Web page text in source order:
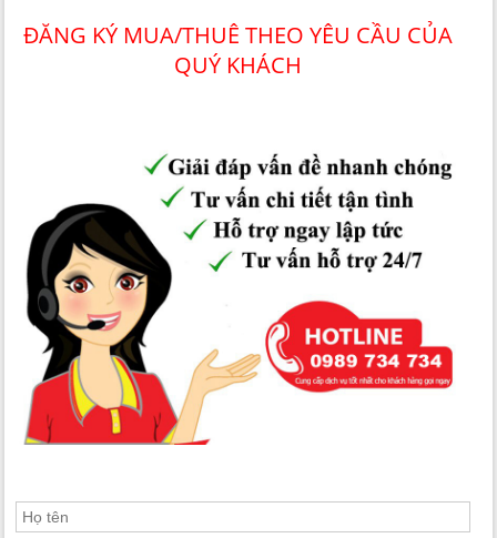
ĐĂNG KÝ MUA/THUÊ THEO YÊU CẦU CỦA
QUÝ KHÁCH